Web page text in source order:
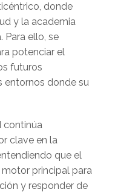
donde
y la academia
Para ello, se
potenciar el
futuros
entornos donde su
continúa
clave en la
que el
principal para
y responder de